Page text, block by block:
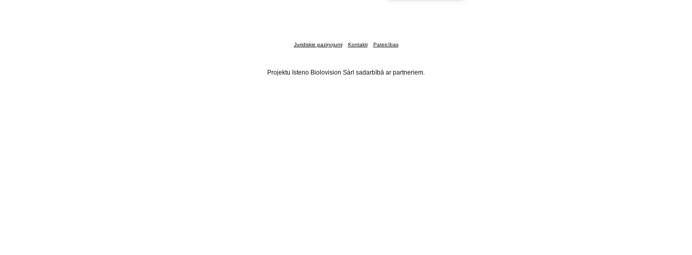
Juridiskie paziņojumi Kontakti Pateicības
Projektu īsteno Biolovision Sàrl sadarbībā ar partneriem.